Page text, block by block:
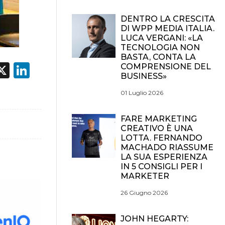
X LinkedIn
DENTRO LA CRESCITA
DI WPP MEDIA ITALIA.
LUCA VERGANI: «LA
TECNOLOGIA NON
BASTA, CONTA LA
COMPRENSIONE DEL
BUSINESS»
01 Luglio 2026
FARE MARKETING
CREATIVO È UNA
LOTTA. FERNANDO
MACHADO RIASSUME
LA SUA ESPERIENZA
IN 5 CONSIGLI PER I
MARKETER
26 Giugno 2026
JOHN HEGARTY: